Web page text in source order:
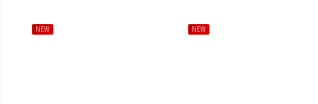
NEW NEW